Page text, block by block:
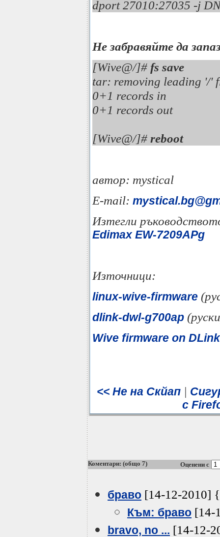
dport 27010:27035 -j
Не забравяйте да
[Wive@/]# fs save
tar: removing leading '/'
0+1 records in
0+1 records out
[Wive@/]# reboot
автор: mystical
E-mail:
Изтегли
Edimax EW-7209APg
Източници:
linux-wive-firmware
dlink-dwl-g700ap
Wive firmware on
<< Не на Скйап |
с
Коментари: (общо 7) Оценени с
браво [14-12-2010]
Към: браво [14-
bravo, no ... [14-12-